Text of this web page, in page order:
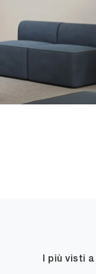
I più visti a